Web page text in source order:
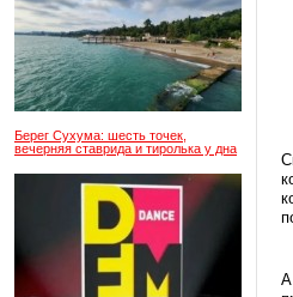
Берег Сухума: шесть точек,
вечерняя ставрида и тиролька у дна
А